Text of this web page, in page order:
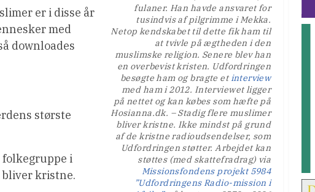
fulaner. Han havde ansvaret for
tusindvis af pilgrimme i Mekka.
Netop kendskabet til dette fik ham til
at tvivle på ægtheden i den
muslimske religion. Senere blev han
en overbevist kristen. Udfordringen
besøgte ham og bragte et interview
med ham i 2012. Interviewet ligger
på nettet og kan købes som hæfte på
Hosianna.dk. – Stadig flere muslimer
bliver kristne. Ikke mindst på grund
af de kristne radioudsendelser, som
Udfordringen støtter. Arbejdet kan
støttes (med skattefradrag) via
Missionsfondens projekt 5984
”Udfordringens Radio-mission i
er i disse år
med
downloades
største
folkegruppe i
bliver kristne.